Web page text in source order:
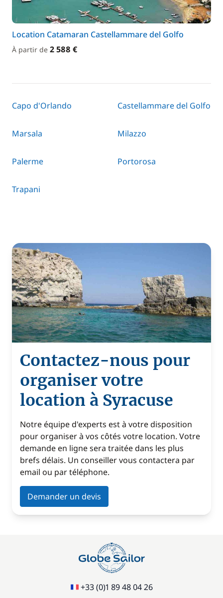
Location Catamaran Castellammare del Golfo
À partir de 2 588 €
Capo d'Orlando Castellammare del Golfo
Marsala Milazzo
Palerme Portorosa
Trapani
Contactez-nous pour
organiser votre
location à Syracuse
Notre équipe d'experts est à votre disposition
pour organiser à vos côtés votre location. Votre
demande en ligne sera traitée dans les plus
brefs délais. Un conseiller vous contactera par
email ou par téléphone.
Demander un devis
+33 (0)1 89 48 04 26